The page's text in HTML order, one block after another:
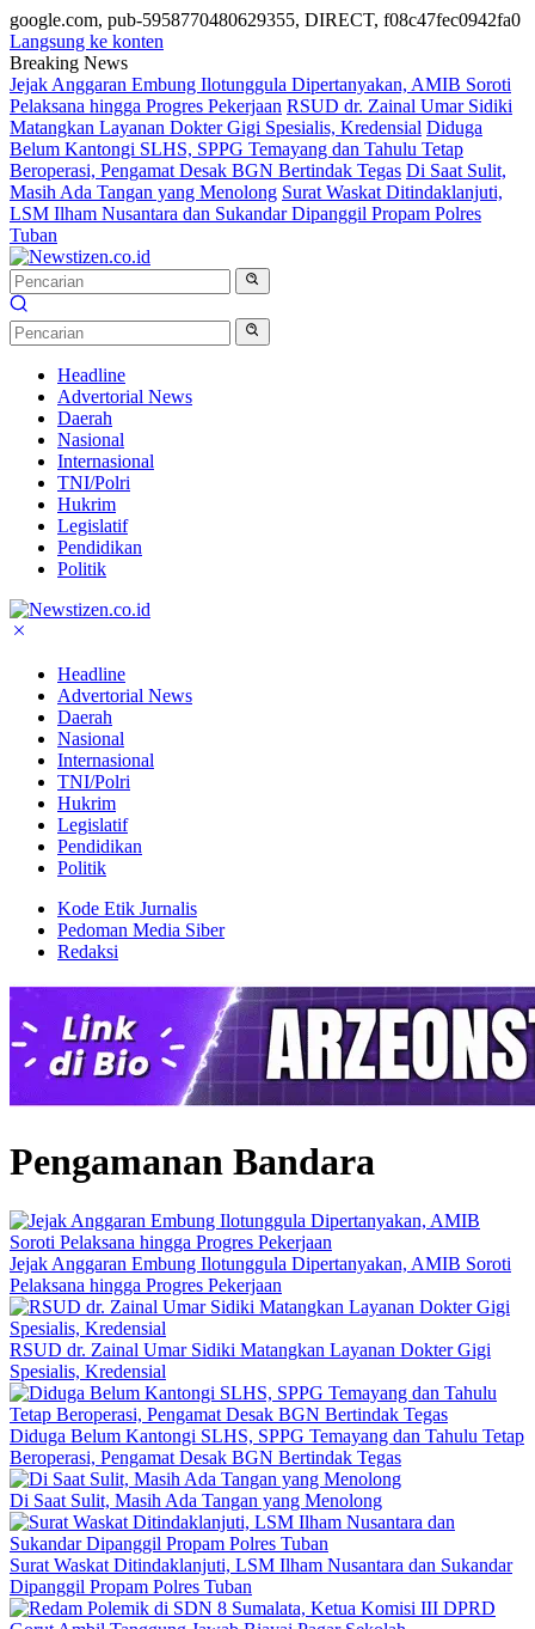
google.com, pub-5958770480629355, DIRECT, f08c47fec0942fa0
Langsung ke konten
Breaking News
Jejak Anggaran Embung Ilotunggula Dipertanyakan, AMIB Soroti
Pelaksana hingga Progres Pekerjaan RSUD dr. Zainal Umar Sidiki
Matangkan Layanan Dokter Gigi Spesialis, Kredensial Diduga
Belum Kantongi SLHS, SPPG Temayang dan Tahulu Tetap
Beroperasi, Pengamat Desak BGN Bertindak Tegas Di Saat Sulit,
Masih Ada Tangan yang Menolong Surat Waskat Ditindaklanjuti,
LSM Ilham Nusantara dan Sukandar Dipanggil Propam Polres
Tuban
Headline
Advertorial News
Daerah
Nasional
Internasional
TNI/Polri
Hukrim
Legislatif
Pendidikan
Politik
Headline
Advertorial News
Daerah
Nasional
Internasional
TNI/Polri
Hukrim
Legislatif
Pendidikan
Politik
Kode Etik Jurnalis
Pedoman Media Siber
Redaksi
Pengamanan Bandara
Jejak Anggaran Embung Ilotunggula Dipertanyakan, AMIB Soroti
Pelaksana hingga Progres Pekerjaan
RSUD dr. Zainal Umar Sidiki Matangkan Layanan Dokter Gigi
Spesialis, Kredensial
Diduga Belum Kantongi SLHS, SPPG Temayang dan Tahulu Tetap
Beroperasi, Pengamat Desak BGN Bertindak Tegas
Di Saat Sulit, Masih Ada Tangan yang Menolong
Surat Waskat Ditindaklanjuti, LSM Ilham Nusantara dan Sukandar
Dipanggil Propam Polres Tuban